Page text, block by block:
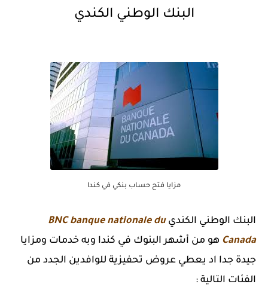
البنك الوطني الكندي
مزايا فتح حساب بنكي في كندا
البنك الوطني الكندي BNC banque nationale du
Canada هو من أشهر البنوك في كندا وبه خدمات ومزايا
جيدة جدا اد يعطي عروض تحفيزية للوافدين الجدد من
الفئات التالية :